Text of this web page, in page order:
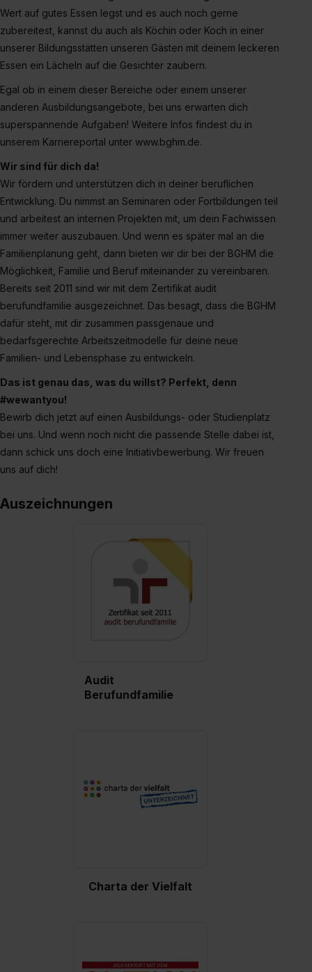
Auswahl über die Checkboxen und klick auf „Auswahl
erlauben“. Die Einwilligung zur Platzierung von Cookies
der Kategorien „Präferenzen“, „Statistiken“ und „Social
Media und Marketing“ umfasst hierbei die Einwilligung
S. 1 lit. a) DS-GVO). Die USA verfügen über kein
angemessenes Datenschutzniveau (EuGH – Schrems
II). Du kannst die von dir erteilte Einwilligung jederzeit mit
Wirkung für die Zukunft ganz oder teilweise über unsere
Datenschutzerklärung unter dem Punkt „Datenschutz-
Einstellungen“ widerrufen. Weitere Informationen zu den
einzelnen Cookies findest du durch Klick auf „Details
zeigen“. Weitere Informationen:Datenschutzerklärung
Impressum
Wert auf gutes Essen legst und es auch noch gerne
zubereitest, kannst du auch als Köchin oder Koch in einer
unserer Bildungsstätten unseren Gästen mit deinem leckeren
Essen ein Lächeln auf die Gesichter zaubern.
Egal ob in einem dieser Bereiche oder einem unserer
anderen Ausbildungsangebote, bei uns erwarten dich
superspannende Aufgaben! Weitere Infos findest du in
unserem Karriereportal unter www.bghm.de.
Wir sind für dich da!
Wir fördern und unterstützen dich in deiner beruflichen
Entwicklung. Du nimmst an Seminaren oder Fortbildungen teil
und arbeitest an internen Projekten mit, um dein Fachwissen
immer weiter auszubauen. Und wenn es später mal an die
Familienplanung geht, dann bieten wir dir bei der BGHM die
Möglichkeit, Familie und Beruf miteinander zu vereinbaren.
Bereits seit 2011 sind wir mit dem Zertifikat audit
berufundfamilie ausgezeichnet. Das besagt, dass die BGHM
dafür steht, mit dir zusammen passgenaue und
bedarfsgerechte Arbeitszeitmodelle für deine neue
Familien- und Lebensphase zu entwickeln.
Das ist genau das, was du willst? Perfekt, denn
#wewantyou!
Bewirb dich jetzt auf einen Ausbildungs- oder Studienplatz
bei uns. Und wenn noch nicht die passende Stelle dabei ist,
dann schick uns doch eine Initiativbewerbung. Wir freuen
uns auf dich!
Auszeichnungen
Audit
Berufundfamilie
Charta der Vielfalt